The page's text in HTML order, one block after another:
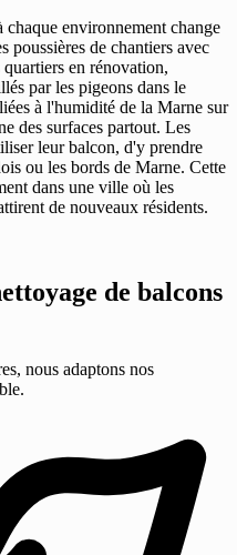
environnement change
poussières de chantiers avec
en rénovation,
par les pigeons dans le
à l'humidité de la Marne sur
des surfaces partout. Les
leur balcon, d'y prendre
ou les bords de Marne. Cette
dans une ville où les
de nouveaux résidents.
de balcons
nous adaptons nos